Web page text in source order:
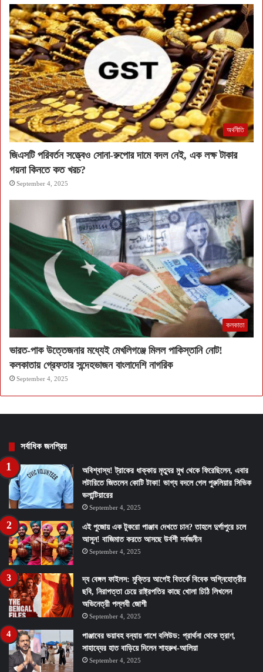
অর্থনীতি
জিএসটি পরিবর্তন সত্ত্বেও সোনা-রুপোর দামে বদল নেই, এক লক্ষ টাকার
গয়না কিনতে কত খরচ?
September 4, 2025
কলকাতা
ভারত-পাক উত্তেজনার মধ্যেই মেখলিগঞ্জে মিলল পাকিস্তানি নোট!
কলকাতায় গ্রেফতার সন্দেহভাজন বাংলাদেশি নাগরিক
September 4, 2025
সর্বাধিক জনপ্রিয়
অবিশ্বাস্য! ট্রাকের ধাক্কায় মৃত্যুর মুখ থেকে ফিরেছিলেন, এবার
লটারিতে জিতলেন কোটি টাকা! ভাগ্য বদলে গেল পুরুলিয়ার সিভিক
ভলান্টিয়ারের
September 4, 2025
এই পুজোয় এক টুকরো পাঞ্জাব দেখতে চান? তাহলে দুর্গাপুরে চলে
আসুন! বাজিমাত করতে আসছে উর্বশী সর্বজনীন
September 4, 2025
দ্য বেঙ্গল ফাইলস: মুক্তির আগেই বিতর্কে বিবেক অগ্নিহোত্রীর
ছবি, নিরাপত্তা চেয়ে রাষ্ট্রপতির কাছে খোলা চিঠি লিখলেন
অভিনেত্রী পল্লবী জোশী
September 4, 2025
পাঞ্জাবের ভয়াবহ বন্যায় পাশে বলিউড: প্রার্থনা থেকে ত্রাণ,
সাহায্যের হাত বাড়িয়ে দিলেন শাহরুখ-আলিয়া
September 4, 2025